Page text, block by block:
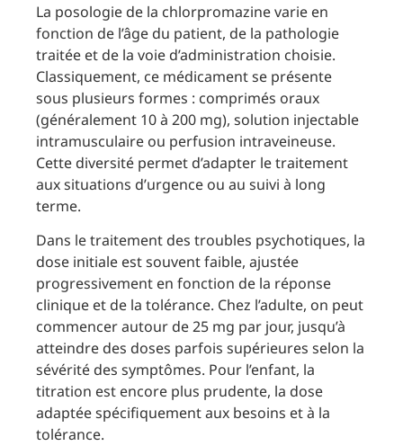
La posologie de la chlorpromazine varie en
fonction de l’âge du patient, de la pathologie
traitée et de la voie d’administration choisie.
Classiquement, ce médicament se présente
sous plusieurs formes : comprimés oraux
(généralement 10 à 200 mg), solution injectable
intramusculaire ou perfusion intraveineuse.
Cette diversité permet d’adapter le traitement
aux situations d’urgence ou au suivi à long
terme.
Dans le traitement des troubles psychotiques, la
dose initiale est souvent faible, ajustée
progressivement en fonction de la réponse
clinique et de la tolérance. Chez l’adulte, on peut
commencer autour de 25 mg par jour, jusqu’à
atteindre des doses parfois supérieures selon la
sévérité des symptômes. Pour l’enfant, la
titration est encore plus prudente, la dose
adaptée spécifiquement aux besoins et à la
tolérance.